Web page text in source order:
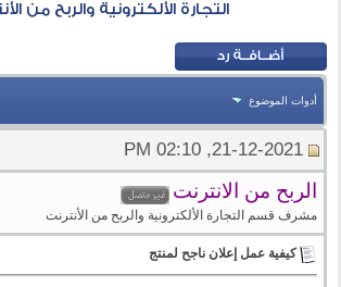
التجارة الألكترونية والربح من
أدوات الموضوع
21-12-2021, 02:10 PM
الربح من الانترنت
مشرف قسم التجارة الألكترونية والربح من الأنترنت
كيفية عمل إعلان ناجح لمنتج